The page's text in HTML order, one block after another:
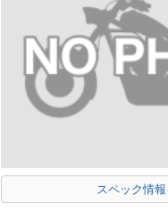
スペック情